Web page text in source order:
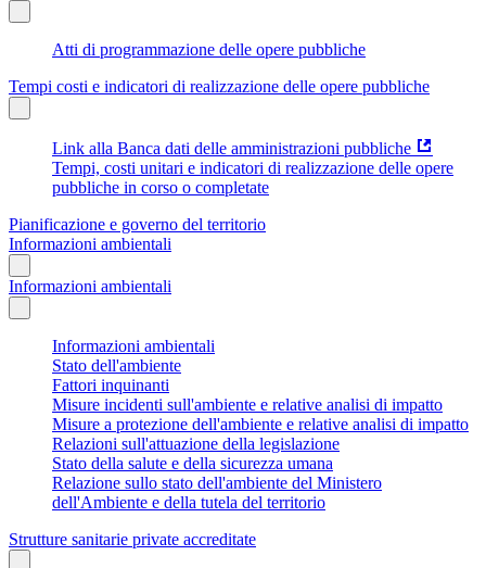
Atti di programmazione delle opere pubbliche
Tempi costi e indicatori di realizzazione delle opere pubbliche
Link alla Banca dati delle amministrazioni pubbliche
Tempi, costi unitari e indicatori di realizzazione delle opere
pubbliche in corso o completate
Pianificazione e governo del territorio
Informazioni ambientali
Informazioni ambientali
Informazioni ambientali
Stato dell'ambiente
Fattori inquinanti
Misure incidenti sull'ambiente e relative analisi di impatto
Misure a protezione dell'ambiente e relative analisi di impatto
Relazioni sull'attuazione della legislazione
Stato della salute e della sicurezza umana
Relazione sullo stato dell'ambiente del Ministero
dell'Ambiente e della tutela del territorio
Strutture sanitarie private accreditate